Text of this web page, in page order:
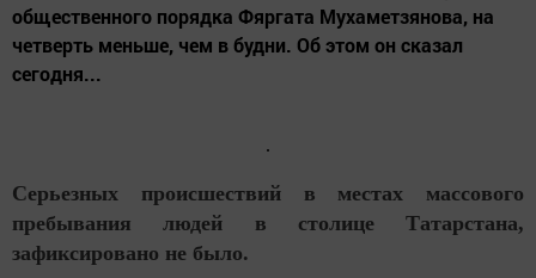
общественного порядка Фяргата Мухаметзянова, на
четверть меньше, чем в будни. Об этом он сказал
сегодня...
Серьезных происшествий в местах массового
пребывания людей в столице Татарстана,
зафиксировано не было.